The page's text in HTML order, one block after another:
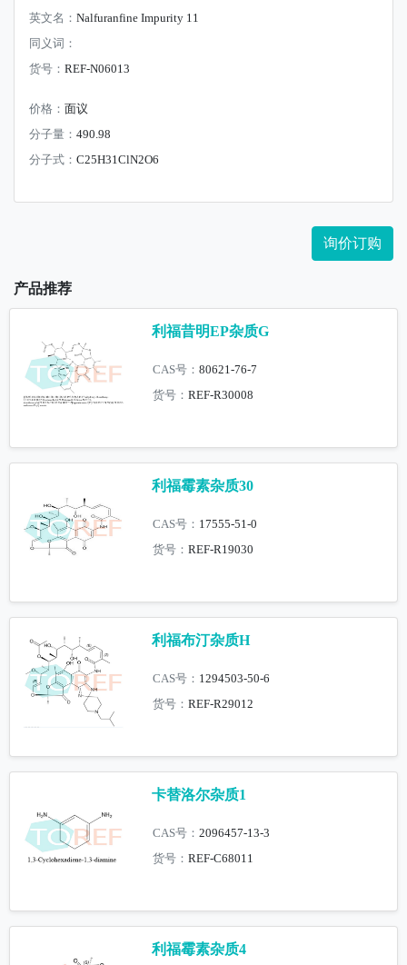
英文名： Nalfuranfine Impurity 11
同义词：
货号： REF-N06013
价格： 面议
分子量： 490.98
分子式： C25H31ClN2O6
询价订购
产品推荐
利福昔明EP杂质G
CAS号：80621-76-7
货号：REF-R30008
利福霉素杂质30
CAS号： 17555-51-0
货号：REF-R19030
利福布汀杂质H
CAS号： 1294503-50-6
货号：REF-R29012
卡替洛尔杂质1
CAS号：2096457-13-3
货号：REF-C68011
利福霉素杂质4